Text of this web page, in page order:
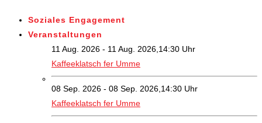
Soziales Engagement
Veranstaltungen
11 Aug. 2026 - 11 Aug. 2026,14:30 Uhr
Kaffeeklatsch fer Umme
08 Sep. 2026 - 08 Sep. 2026,14:30 Uhr
Kaffeeklatsch fer Umme